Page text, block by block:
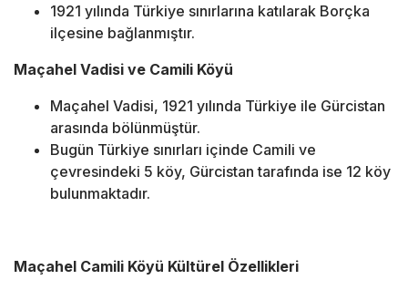
1921 yılında Türkiye sınırlarına katılarak Borçka
ilçesine bağlanmıştır.
Maçahel Vadisi ve Camili Köyü
Maçahel Vadisi, 1921 yılında Türkiye ile Gürcistan
arasında bölünmüştür.
Bugün Türkiye sınırları içinde Camili ve
çevresindeki 5 köy, Gürcistan tarafında ise 12 köy
bulunmaktadır.
Maçahel Camili Köyü Kültürel Özellikleri